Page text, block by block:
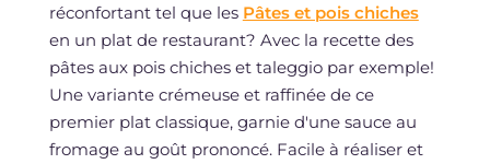
réconfortant tel que les Pâtes et pois chiches
en un plat de restaurant? Avec la recette des
pâtes aux pois chiches et taleggio par exemple!
Une variante crémeuse et raffinée de ce
premier plat classique, garnie d'une sauce au
fromage au goût prononcé. Facile à réaliser et